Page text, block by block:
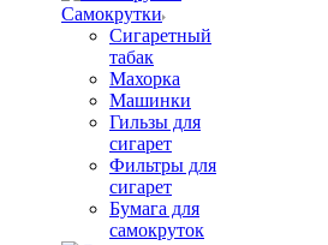
Самокрутки
Сигаретный
табак
Махорка
Машинки
Гильзы для
сигарет
Фильтры для
сигарет
Бумага для
самокруток